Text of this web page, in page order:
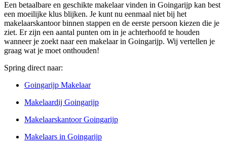
Een betaalbare en geschikte makelaar vinden in Goingarijp kan best
een moeilijke klus blijken. Je kunt nu eenmaal niet bij het
makelaarskantoor binnen stappen en de eerste persoon kiezen die je
ziet. Er zijn een aantal punten om in je achterhoofd te houden
wanneer je zoekt naar een makelaar in Goingarijp. Wij vertellen je
graag wat je moet onthouden!
Spring direct naar:
Goingarijp Makelaar
Makelaardij Goingarijp
Makelaarskantoor Goingarijp
Makelaars in Goingarijp